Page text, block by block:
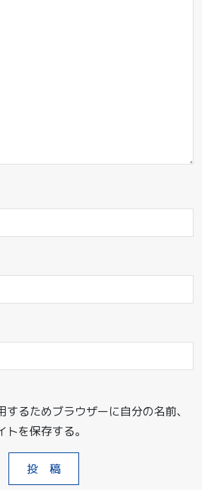
るためブラウザーに自分の名前、
を保存する。